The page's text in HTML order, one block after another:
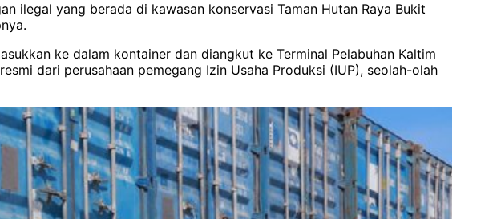
ilegal yang berada di kawasan konservasi Taman Hutan Raya Bukit
ke dalam kontainer dan diangkut ke Terminal Pelabuhan Kaltim
dari perusahaan pemegang Izin Usaha Produksi (IUP), seolah-olah